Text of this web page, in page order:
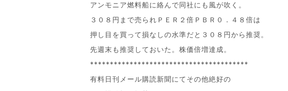
アンモニア燃料船に絡んで同社にも風が吹く。
３０８円まで売られＰＥＲ２倍ＰＢＲ０．４８倍は
押し目を買って損なしの水準だと３０８円から推奨。
先週末も推奨しておいた。株価倍増達成。
****************************************
有料日刊メール購読新聞にてその他絶好の